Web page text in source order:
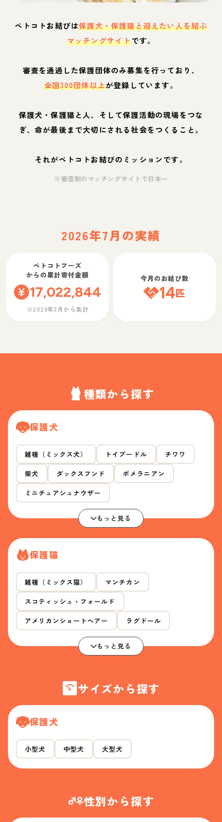
ペトコトお結びは保護犬・保護猫と迎えたい人を結ぶ
マッチングサイトです。
審査を通過した保護団体のみ募集を行っており、
全国300団体以上が登録しています。
保護犬・保護猫と人、そして保護活動の現場をつな
ぎ、命が最後まで大切にされる社会をつくること。
それがペトコトお結びのミッションです。
※審査制のマッチングサイトで日本一
2026年7月の実績
ペトコトフーズ
からの累計寄付金額
17,022,844
※2020年2月から集計
今月のお結び数
14匹
種類から探す
保護犬
雑種（ミックス犬） トイプードル チワワ
柴犬 ダックスフンド ポメラニアン
ミニチュアシュナウザー
もっと見る
保護猫
雑種（ミックス猫） マンチカン
スコティッシュ・フォールド
アメリカンショートヘアー ラグドール
もっと見る
サイズから探す
保護犬
小型犬 中型犬 大型犬
性別から探す